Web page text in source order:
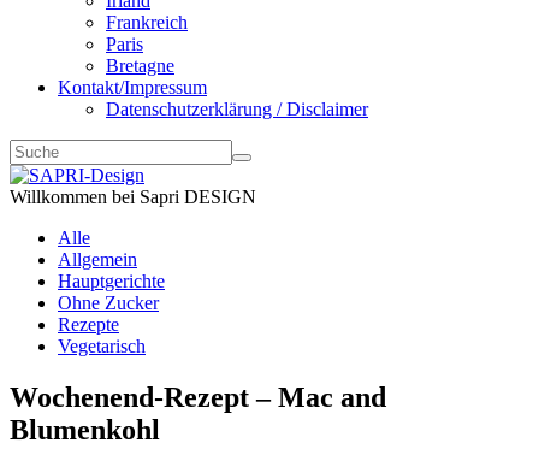
Frankreich
Paris
Bretagne
Kontakt/Impressum
Datenschutzerklärung / Disclaimer
Willkommen bei Sapri DESIGN
Alle
Allgemein
Hauptgerichte
Ohne Zucker
Rezepte
Vegetarisch
Wochenend-Rezept – Mac and
Blumenkohl